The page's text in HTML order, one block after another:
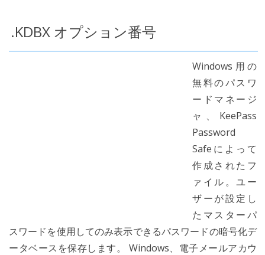
.KDBX オプション番号
Windows用の
無料のパスワ
ードマネージ
ャ、KeePass
Password
Safeによって
作成されたフ
ァイル。ユー
ザーが設定し
たマスターパ
スワードを使用してのみ表示できるパスワードの暗号化デ
ータベースを保存します。 Windows、電子メールアカウ